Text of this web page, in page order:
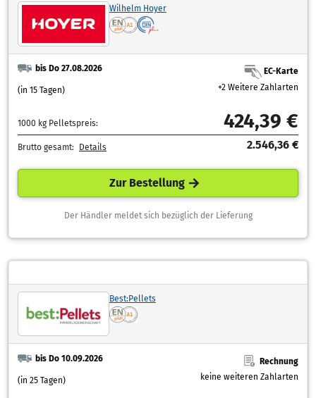
Wilhelm Hoyer
bis Do 27.08.2026
(in 15 Tagen)
EC-Karte
+2 Weitere Zahlarten
1000 kg Pelletspreis: 424,39 €
Brutto gesamt: Details 2.546,36 €
Zur Bestellung
Der Händler meldet sich bezüglich der Lieferung
Best:Pellets
bis Do 10.09.2026
(in 25 Tagen)
Rechnung
keine weiteren Zahlarten